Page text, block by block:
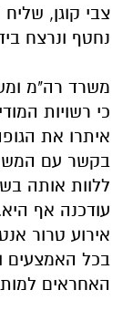
צבי קוגן, שליח
נחטף ונרצח
משרד רה"מ
כי רשויות
איתרו את
בקשר עם
ללוות אותה
עודכנה אף
אירוע טרור
בכל האמצעים
האחראים